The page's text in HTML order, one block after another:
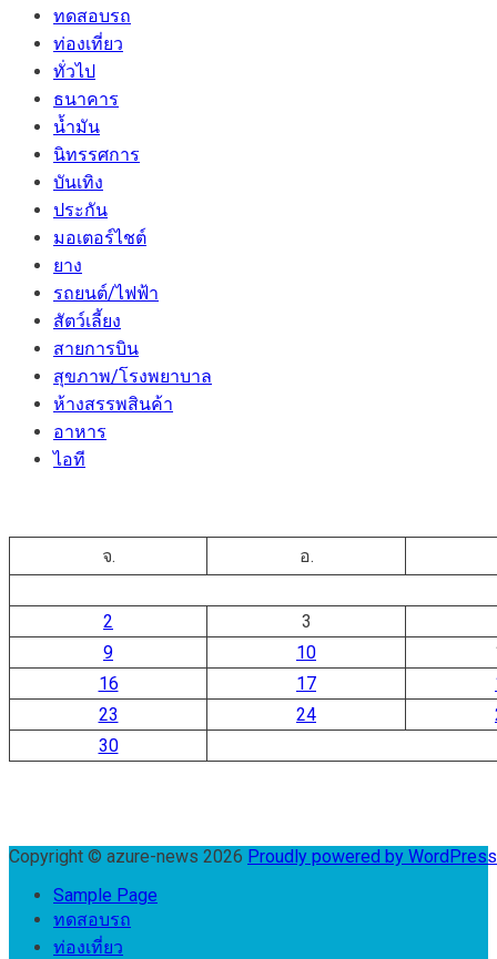
ทดสอบรถ
ท่องเที่ยว
ทั่วไป
ธนาคาร
น้ำมัน
นิทรรศการ
บันเทิง
ประกัน
มอเตอร์ไชต์
ยาง
รถยนต์/ไฟฟ้า
สัตว์เลี้ยง
สายการบิน
สุขภาพ/โรงพยาบาล
ห้างสรรพสินค้า
อาหาร
ไอที
จ. อ.
2
3
9
10
16
17
23
24
30
Copyright © azure-news 2026 Proudly powered by
Sample Page
ทดสอบรถ
ท่องเที่ยว